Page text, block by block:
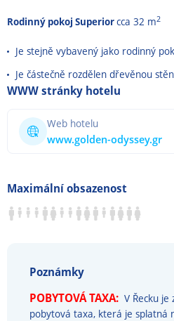
Rodinný pokoj Superiorcca 32 m2
Je stejně vybavený jako rodinný
Je částečně rozdělen dřevěnou
WWW stránky hotelu
Web hotelu
www.golden-odyssey.gr
Maximální obsazenost
Poznámky
POBYTOVÁ TAXA: V Řecku je
pobytová taxa, která je splatná